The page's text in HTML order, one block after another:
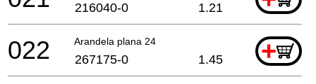
216040-0 1.21
Arandela plana 24 +
022 267175-0 1.45